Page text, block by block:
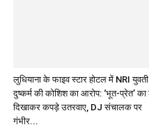
लुधियाना के फाइव स्टार होटल में NRI
दुष्कर्म की कोशिश का आरोप: ‘भूत-प्रेत’ का
दिखाकर कपड़े उतरवाए, DJ संचालक पर
गंभीर...